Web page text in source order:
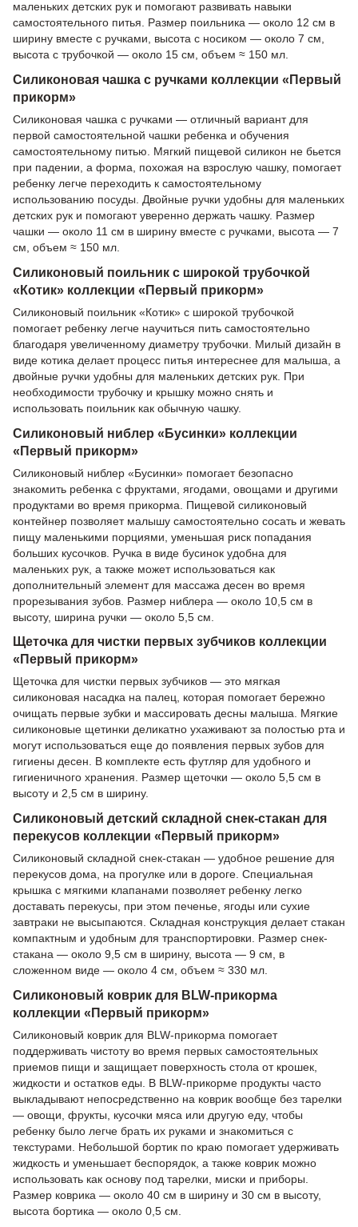
маленьких детских рук и помогают развивать навыки
самостоятельного питья. Размер поильника — около 12 см в
ширину вместе с ручками, высота с носиком — около 7 см,
высота с трубочкой — около 15 см, объем ≈ 150 мл.
Силиконовая чашка с ручками коллекции «Первый
прикорм»
Силиконовая чашка с ручками — отличный вариант для
первой самостоятельной чашки ребенка и обучения
самостоятельному питью. Мягкий пищевой силикон не бьется
при падении, а форма, похожая на взрослую чашку, помогает
ребенку легче переходить к самостоятельному
использованию посуды. Двойные ручки удобны для маленьких
детских рук и помогают уверенно держать чашку. Размер
чашки — около 11 см в ширину вместе с ручками, высота — 7
см, объем ≈ 150 мл.
Силиконовый поильник с широкой трубочкой
«Котик» коллекции «Первый прикорм»
Силиконовый поильник «Котик» с широкой трубочкой
помогает ребенку легче научиться пить самостоятельно
благодаря увеличенному диаметру трубочки. Милый дизайн в
виде котика делает процесс питья интереснее для малыша, а
двойные ручки удобны для маленьких детских рук. При
необходимости трубочку и крышку можно снять и
использовать поильник как обычную чашку.
Силиконовый ниблер «Бусинки» коллекции
«Первый прикорм»
Силиконовый ниблер «Бусинки» помогает безопасно
знакомить ребенка с фруктами, ягодами, овощами и другими
продуктами во время прикорма. Пищевой силиконовый
контейнер позволяет малышу самостоятельно сосать и жевать
пищу маленькими порциями, уменьшая риск попадания
больших кусочков. Ручка в виде бусинок удобна для
маленьких рук, а также может использоваться как
дополнительный элемент для массажа десен во время
прорезывания зубов. Размер ниблера — около 10,5 см в
высоту, ширина ручки — около 5,5 см.
Щеточка для чистки первых зубчиков коллекции
«Первый прикорм»
Щеточка для чистки первых зубчиков — это мягкая
силиконовая насадка на палец, которая помогает бережно
очищать первые зубки и массировать десны малыша. Мягкие
силиконовые щетинки деликатно ухаживают за полостью рта и
могут использоваться еще до появления первых зубов для
гигиены десен. В комплекте есть футляр для удобного и
гигиеничного хранения. Размер щеточки — около 5,5 см в
высоту и 2,5 см в ширину.
Силиконовый детский складной снек-стакан для
перекусов коллекции «Первый прикорм»
Силиконовый складной снек-стакан — удобное решение для
перекусов дома, на прогулке или в дороге. Специальная
крышка с мягкими клапанами позволяет ребенку легко
доставать перекусы, при этом печенье, ягоды или сухие
завтраки не высыпаются. Складная конструкция делает стакан
компактным и удобным для транспортировки. Размер снек-
стакана — около 9,5 см в ширину, высота — 9 см, в
сложенном виде — около 4 см, объем ≈ 330 мл.
Силиконовый коврик для BLW-прикорма
коллекции «Первый прикорм»
Силиконовый коврик для BLW-прикорма помогает
поддерживать чистоту во время первых самостоятельных
приемов пищи и защищает поверхность стола от крошек,
жидкости и остатков еды. В BLW-прикорме продукты часто
выкладывают непосредственно на коврик вообще без тарелки
— овощи, фрукты, кусочки мяса или другую еду, чтобы
ребенку было легче брать их руками и знакомиться с
текстурами. Небольшой бортик по краю помогает удерживать
жидкость и уменьшает беспорядок, а также коврик можно
использовать как основу под тарелки, миски и приборы.
Размер коврика — около 40 см в ширину и 30 см в высоту,
высота бортика — около 0,5 см.